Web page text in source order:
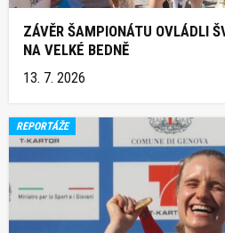
ZÁVĚR ŠAMPIONÁTU OVLÁDLI
NA VELKÉ BEDNĚ
13. 7. 2026
REPORTÁŽE